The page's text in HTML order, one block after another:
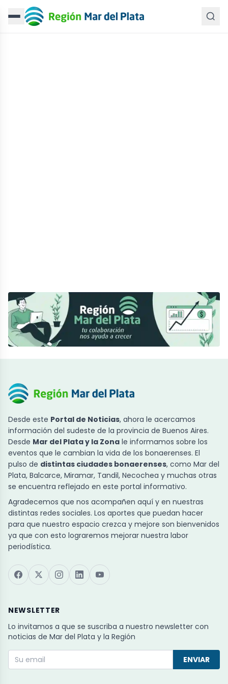
Desde este Portal de Noticias, ahora le acercamos
información del sudeste de la provincia de Buenos Aires.
Desde Mar del Plata y la Zona le informamos sobre los
eventos que le cambian la vida de los bonaerenses. El
pulso de distintas ciudades bonaerenses, como Mar del
Plata, Balcarce, Miramar, Tandil, Necochea y muchas otras
se encuentra reflejado en este portal informativo.
Agradecemos que nos acompañen aquí y en nuestras
distintas redes sociales. Los aportes que puedan hacer
para que nuestro espacio crezca y mejore son bienvenidos
ya que con esto lograremos mejorar nuestra labor
periodística.
NEWSLETTER
Lo invitamos a que se suscriba a nuestro newsletter con
noticias de Mar del Plata y la Región
ENVIAR